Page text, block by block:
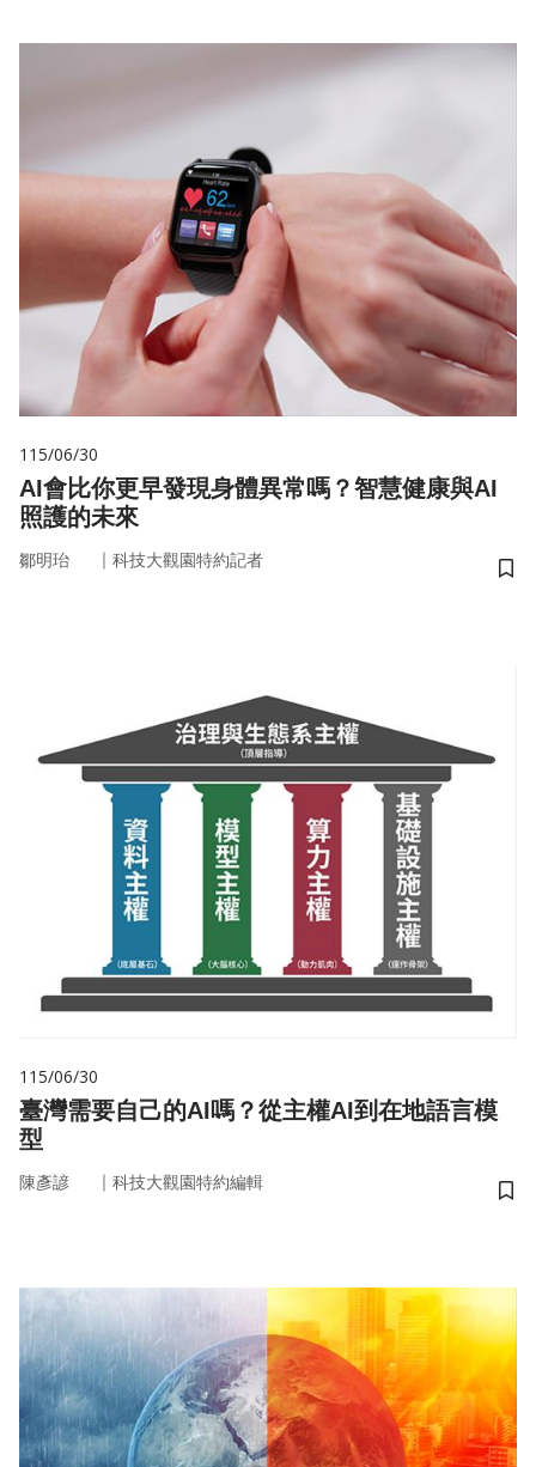
115/06/30
AI會比你更早發現身體異常嗎？智慧健康與AI
照護的未來
鄒明珆 ｜ 科技大觀園特約記者
儲
115/06/30
臺灣需要自己的AI嗎？從主權AI到在地語言模
型
陳彥諺 ｜ 科技大觀園特約編輯
儲